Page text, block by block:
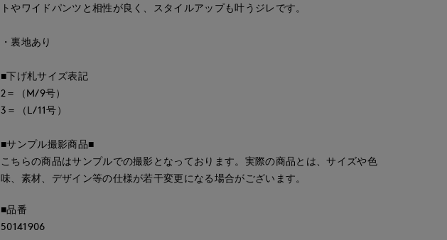
トやワイドパンツと相性が良く、スタイルアップも叶うジレです。
・裏地あり
■下げ札サイズ表記
2＝（M/9号）
3＝（L/11号）
■サンプル撮影商品■
こちらの商品はサンプルでの撮影となっております。実際の商品とは、サイズや色
味、素材、デザイン等の仕様が若干変更になる場合がございます。
■品番
50141906